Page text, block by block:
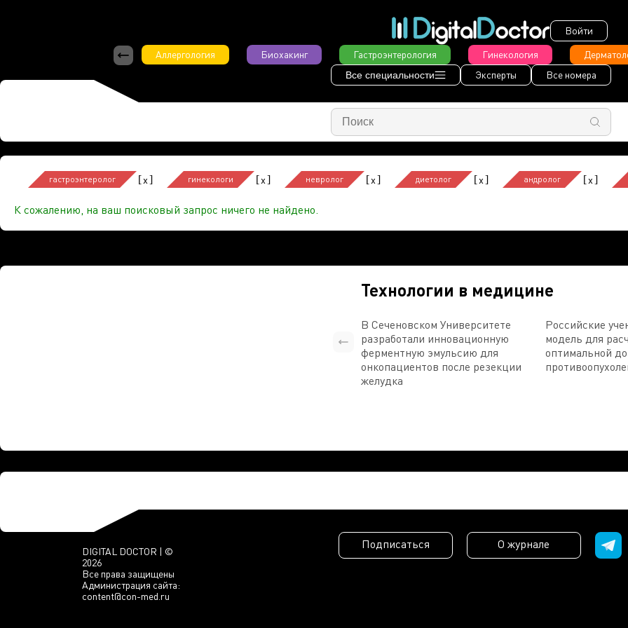
Войти
Аллергология
Биохакинг Гастроэнтерология Гинекология
Все специальности Эксперты Все номера
гастроэнтеролог [x] гинекологи [x] невролог [x] диетолог [x] андролог [x]
К сожалению, на ваш поисковый запрос ничего не найдено.
Технологии в медицине
В Сеченовском Университете
разработали инновационную
ферментную эмульсию для
онкопациентов после резекции
желудка
Российские
модель для
оптимальной
DIGITAL DOCTOR | ©
2026
Все права защищены
Администрация сайта:
content@con-med.ru
Подписаться О журнале